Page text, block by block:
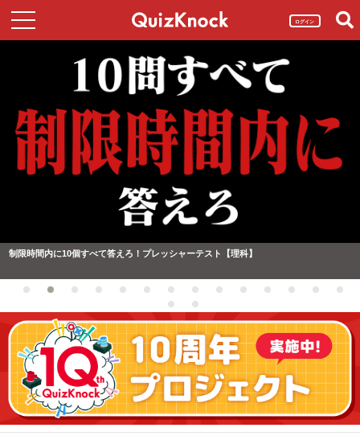
制限時間内に10個すべて答えろ！プレッシャーテスト【理科】
ログイン